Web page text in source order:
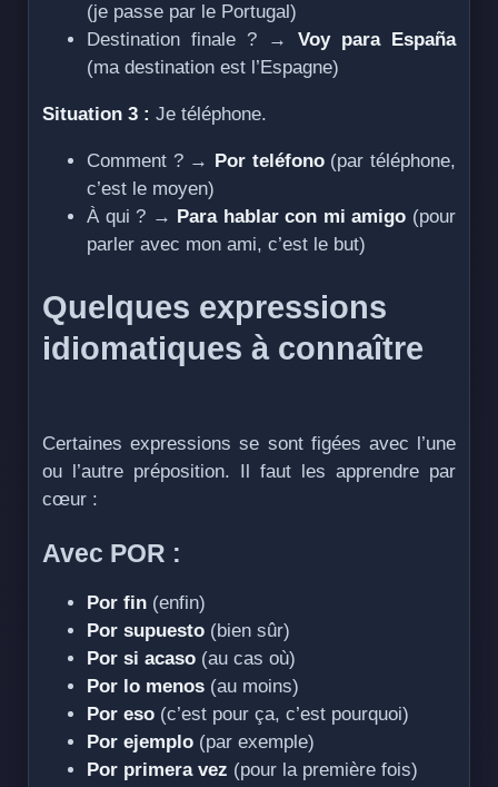
(je passe par le Portugal)
Destination finale ? → Voy para España
(ma destination est l’Espagne)
Situation 3 : Je téléphone.
Comment ? → Por teléfono(par téléphone,
c’est le moyen)
À qui ? → Para hablar con mi amigo (pour
parler avec mon ami, c’est le but)
Quelques expressions
idiomatiques à connaître
Certaines expressions se sont figées avec l’une
ou l’autre préposition. Il faut les apprendre par
cœur :
Avec POR :
Por fin (enfin)
Por supuesto (bien sûr)
Por si acaso (au cas où)
Por lo menos (au moins)
Por eso (c’est pour ça, c’est pourquoi)
Por ejemplo (par exemple)
Por primera vez (pour la première fois)